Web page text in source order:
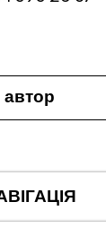
автор